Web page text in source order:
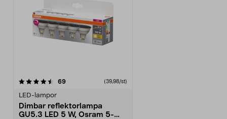
69recensioner (39,98/st)
LED-lampor
Dimbar reflektorlampa
GU5.3 LED 5 W, Osram 5-